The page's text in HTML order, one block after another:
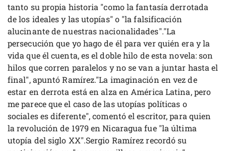
tanto su propia historia "como la fantasía derrotada
de los ideales y las utopías" o "la falsificación
alucinante de nuestras nacionalidades"."La
persecución que yo hago de él para ver quién era y la
vida que él cuenta, es el doble hilo de esta novela: son
hilos que corren paralelos y no se van a juntar hasta el
final", apuntó Ramírez."La imaginación en vez de
estar en derrota está en alza en América Latina, pero
me parece que el caso de las utopías políticas o
sociales es diferente", comentó el escritor, para quien
la revolución de 1979 en Nicaragua fue "la última
utopía del siglo XX".Sergio Ramírez recordó su